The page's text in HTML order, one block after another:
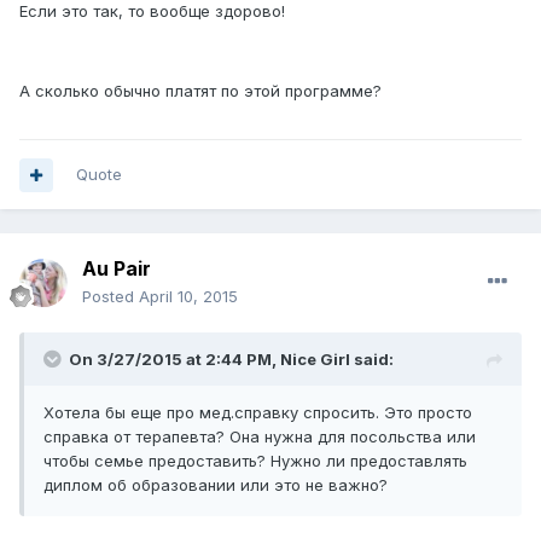
Если это так, то вообще здорово!
А сколько обычно платят по этой программе?
Quote
Au Pair
Posted April 10, 2015
On 3/27/2015 at 2:44 PM, Nice Girl said:
Хотела бы еще про мед.справку спросить. Это просто
справка от терапевта? Она нужна для посольства или
чтобы семье предоставить? Нужно ли предоставлять
диплом об образовании или это не важно?